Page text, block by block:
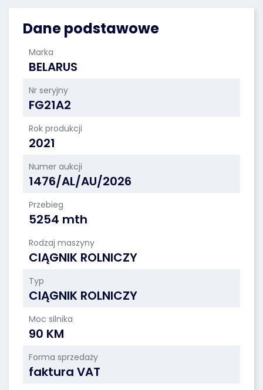
Dane podstawowe
Marka
BELARUS
Nr seryjny
FG21A2
Rok produkcji
2021
Numer aukcji
1476/AL/AU/2026
Przebieg
5254 mth
Rodzaj maszyny
CIĄGNIK ROLNICZY
Typ
CIĄGNIK ROLNICZY
Moc silnika
90 KM
Forma sprzedaży
faktura VAT